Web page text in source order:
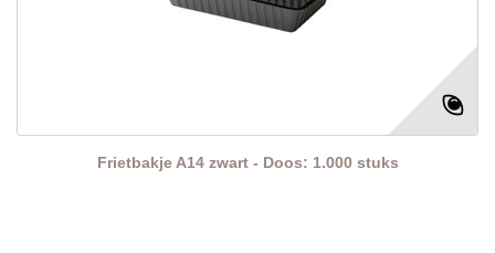
Frietbakje A14 zwart - Doos: 1.000 stuks